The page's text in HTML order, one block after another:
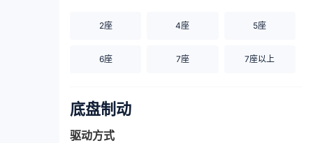
2座 4座 5座
6座 7座 7座以上
底盘制动
驱动方式